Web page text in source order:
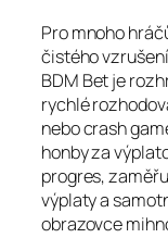
Pro mnoho
čistého
BDM Bet je
rychlé
nebo crash
honby za
progres,
výplaty a
obrazovce